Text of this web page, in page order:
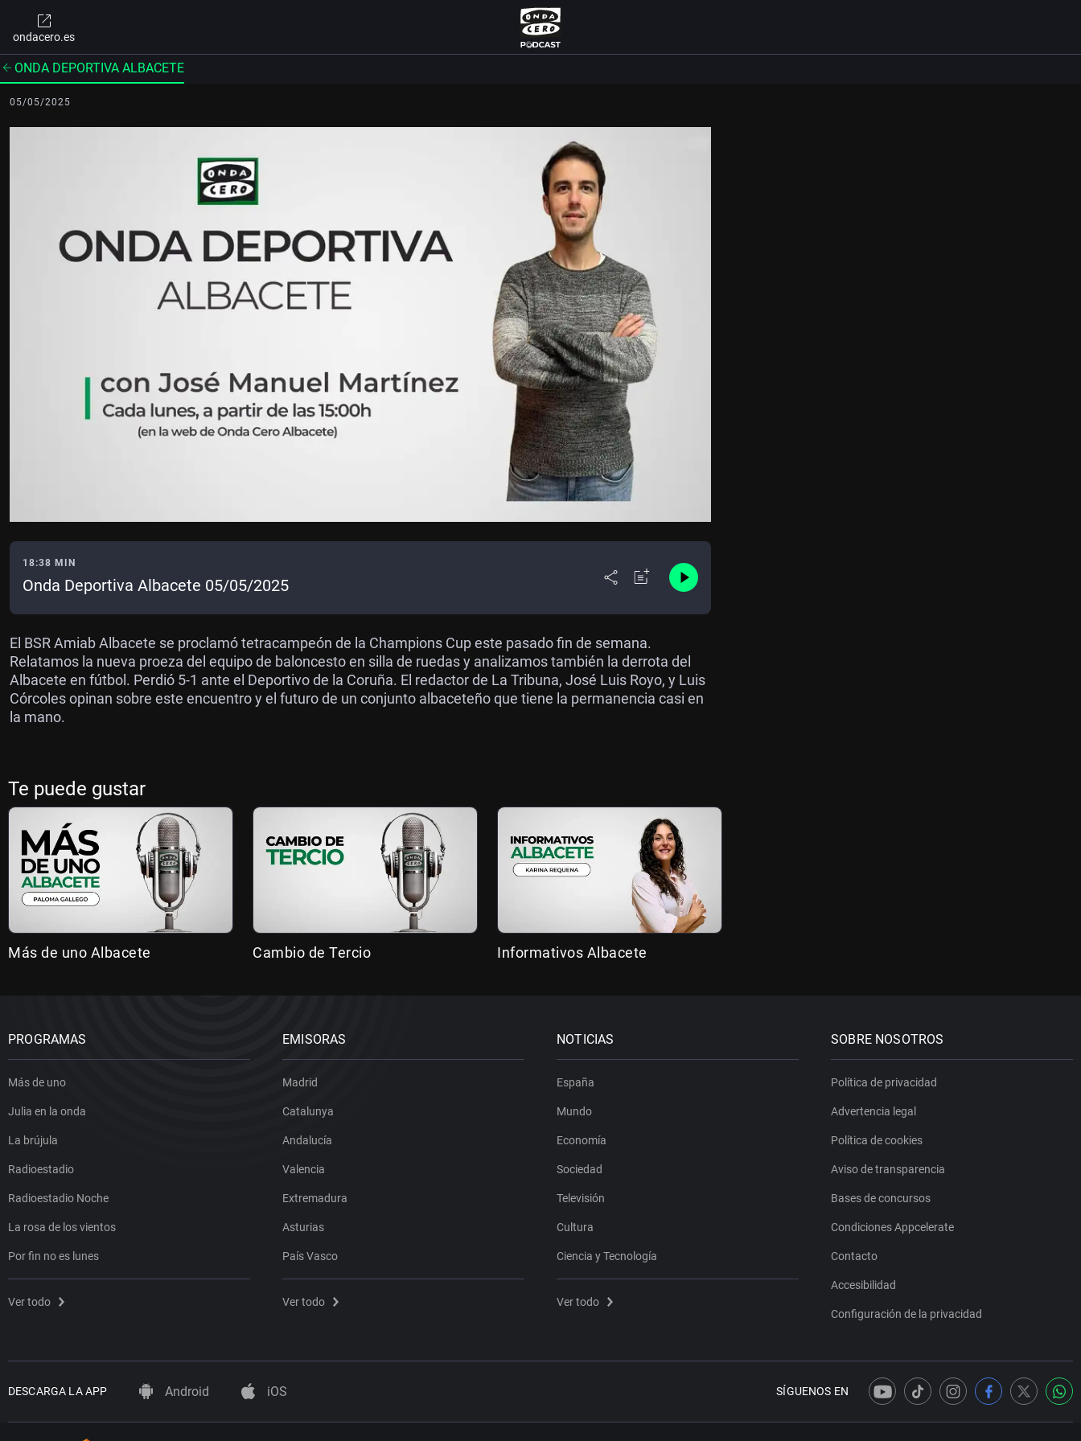
ondacero.es
ONDA DEPORTIVA ALBACETE
05/05/2025
18:38 MIN
Onda Deportiva Albacete 05/05/2025
El BSR Amiab Albacete se proclamó tetracampeón de la Champions Cup este pasado fin de semana.
Relatamos la nueva proeza del equipo de baloncesto en silla de ruedas y analizamos también la derrota del
Albacete en fútbol. Perdió 5-1 ante el Deportivo de la Coruña. El redactor de La Tribuna, José Luis Royo, y Luis
Córcoles opinan sobre este encuentro y el futuro de un conjunto albaceteño que tiene la permanencia casi en
la mano.
Te puede gustar
Más de uno Albacete Cambio de Tercio Informativos Albacete
PROGRAMAS
Más de uno
Julia en la onda
La brújula
Radioestadio
Radioestadio Noche
La rosa de los vientos
Por fin no es lunes
Ver todo
EMISORAS
Madrid
Catalunya
Andalucía
Valencia
Extremadura
Asturias
País Vasco
Ver todo
NOTICIAS
España
Mundo
Economía
Sociedad
Televisión
Cultura
Ciencia y Tecnología
Ver todo
SOBRE NOSOTROS
Política de privacidad
Advertencia legal
Política de cookies
Aviso de transparencia
Bases de concursos
Condiciones Appcelerate
Contacto
Accesibilidad
Configuración de la privacidad
DESCARGA LA APP Android iOS SÍGUENOS EN